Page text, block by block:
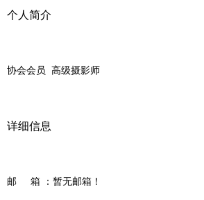
个人简介
协会会员 高级摄影师
详细信息
邮 箱 ： 暂无邮箱！